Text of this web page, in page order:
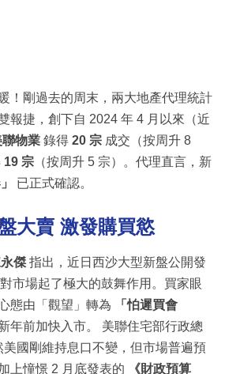
！剛過去的周末，兩大地產代理統計
報捷，創下自 2024 年 4 月以來（近
聯物業 錄得 20 宗 成交（按周升 8
19 宗 （按周升 5 宗）。代理直言，新
已正式確認。
大賣 激發購買慾
傑 指出，近日西沙大型新盤公開發
市場起了極大的鼓舞作用。買家眼
態由「觀望」轉為
「怕遲買會
年前加快入市。 美聯住宅部行政總
美國剛維持息口不變，但市場普遍預
上憧憬 2 月底發表的
《財政預算